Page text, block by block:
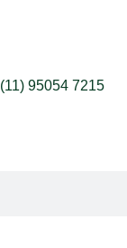
(11) 95054 7215